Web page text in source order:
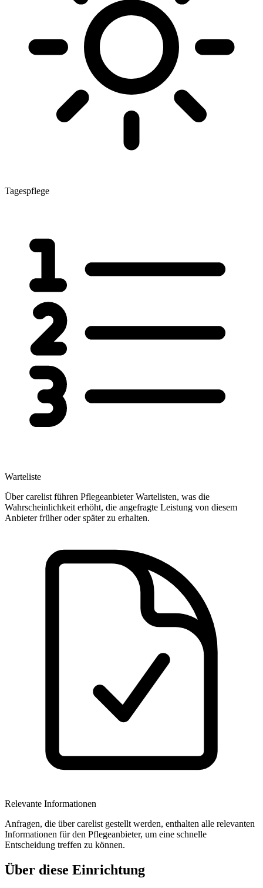
Tagespflege
Warteliste
Über carelist führen Pflegeanbieter Wartelisten, was die
Wahrscheinlichkeit erhöht, die angefragte Leistung von diesem
Anbieter früher oder später zu erhalten.
Relevante Informationen
Anfragen, die über carelist gestellt werden, enthalten alle relevanten
Informationen für den Pflegeanbieter, um eine schnelle
Entscheidung treffen zu können.
Über diese Einrichtung